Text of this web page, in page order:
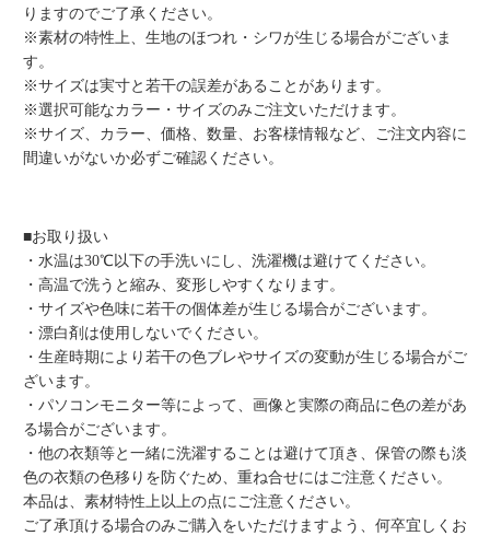
りますのでご了承ください。
※素材の特性上、生地のほつれ・シワが生じる場合がございま
す。
※サイズは実寸と若干の誤差があることがあります。
※選択可能なカラー・サイズのみご注文いただけます。
※サイズ、カラー、価格、数量、お客様情報など、ご注文内容に
間違いがないか必ずご確認ください。
■お取り扱い
・水温は30℃以下の手洗いにし、洗濯機は避けてください。
・高温で洗うと縮み、変形しやすくなります。
・サイズや色味に若干の個体差が生じる場合がございます。
・漂白剤は使用しないでください。
・生産時期により若干の色ブレやサイズの変動が生じる場合がご
ざいます。
・パソコンモニター等によって、画像と実際の商品に色の差があ
る場合がございます。
・他の衣類等と一緒に洗濯することは避けて頂き、保管の際も淡
色の衣類の色移りを防ぐため、重ね合せにはご注意ください。
本品は、素材特性上以上の点にご注意ください。
ご了承頂ける場合のみご購入をいただけますよう、何卒宜しくお